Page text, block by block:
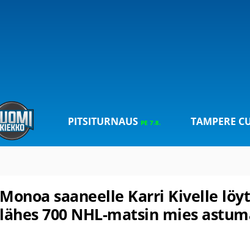
PITSITURNAUS PE 7.8. TAMPERE
Monoa saaneelle Karri Kivelle
lähes 700 NHL-matsin mies